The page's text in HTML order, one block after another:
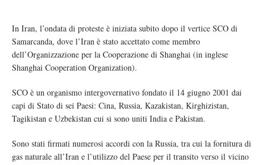
In Iran, l’ondata di proteste è iniziata subito dopo il vertice SCO di
Samarcanda, dove l’Iran è stato accettato come membro
dell’Organizzazione per la Cooperazione di Shanghai (in inglese
Shanghai Cooperation Organization).
SCO è un organismo intergovernativo fondato il 14 giugno 2001 dai
capi di Stato di sei Paesi: Cina, Russia, Kazakistan, Kirghizistan,
Tagikistan e Uzbekistan cui si sono uniti India e Pakistan.
Sono stati firmati numerosi accordi con la Russia, tra cui la fornitura di
gas naturale all’Iran e l’utilizzo del Paese per il transito verso il vicino